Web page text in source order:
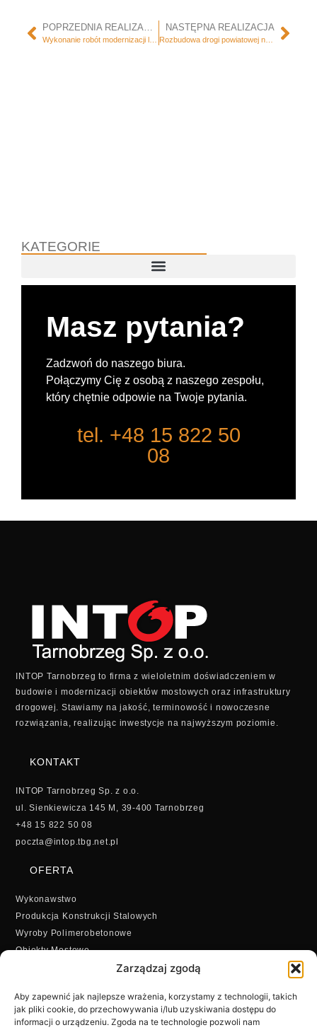
Zarządzaj zgodą
Aby zapewnić jak najlepsze wrażenia, korzystamy z technologii, takich
jak pliki cookie, do przechowywania i/lub uzyskiwania dostępu do
informacji o urządzeniu. Zgoda na te technologie pozwoli nam
POPRZEDNIA REALIZACJA NASTĘPNA REALIZACJA
Rozbudowa drogi powiatowej numer 1864R
KATEGORIE
Masz pytania?
Zadzwoń do naszego biura.
Połączymy Cię z osobą z naszego zespołu,
który chętnie odpowie na Twoje pytania.
tel. +48 15 822 50
08
INTOP Tarnobrzeg to firma z wieloletnim doświadczeniem w
budowie i modernizacji obiektów mostowych oraz infrastruktury
drogowej. Stawiamy na jakość, terminowość i nowoczesne
rozwiązania, realizując inwestycje na najwyższym poziomie.
KONTAKT
INTOP Tarnobrzeg Sp. z o.o.
ul. Sienkiewicza 145 M, 39-400 Tarnobrzeg
+48 15 822 50 08
poczta@intop.tbg.net.pl
OFERTA
Wykonawstwo
Produkcja Konstrukcji Stalowych
Wyroby Polimerobetonowe
Obiekty Mostowe